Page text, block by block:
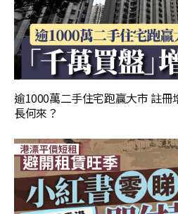
逾1000萬二手住宅跑贏大市 註
長何來？